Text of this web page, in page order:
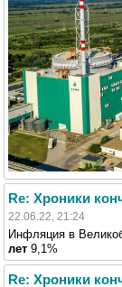
Re: Хроники
22.06.22, 21:24
Инфляция в
лет 9,1%
Re: Хроники